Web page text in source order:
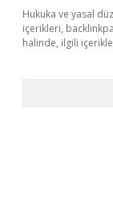
Hukuka ve yasal
içerikleri,
halinde, ilgili